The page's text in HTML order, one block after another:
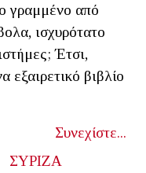
γραμμένο από
ισχυρότατο
Έτσι,
βιβλίο
Συνεχίστε...
ΣΥΡΙΖΑ